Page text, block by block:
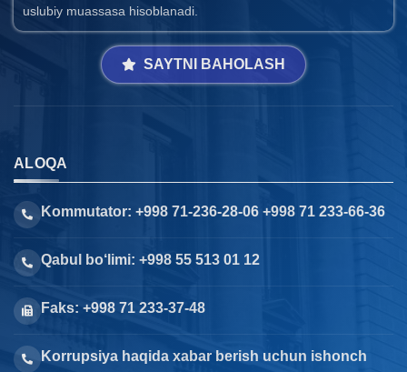
uslubiy muassasa hisoblanadi.
SAYTNI BAHOLASH
ALOQA
Kommutator: +998 71-236-28-06 +998 71 233-66-36
Qabul bo‘limi: +998 55 513 01 12
Faks: +998 71 233-37-48
Korrupsiya haqida xabar berish uchun ishonch